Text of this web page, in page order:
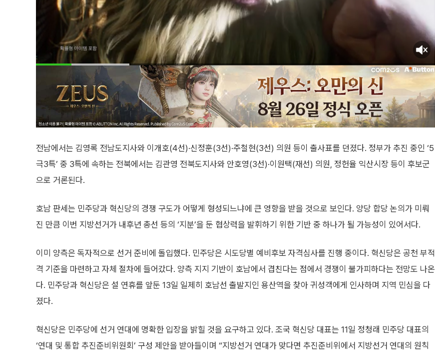
전남에서는 김영록 전남도지사와 이개호(4선)·신정훈(3선)·주철현(3선) 의원 등이 출사표를 던졌다. 정부가 추진 중인 ‘5
극3특’ 중 3특에 속하는 전북에서는 김관영 전북도지사와 안호영(3선)·이원택(재선) 의원, 정헌율 익산시장 등이 후보군
으로 거론된다.
호남 판세는 민주당과 혁신당의 경쟁 구도가 어떻게 형성되느냐에 큰 영향을 받을 것으로 보인다. 양당 합당 논의가 미뤄
진 만큼 이번 지방선거가 내후년 총선 등의 ‘지분’을 둔 협상력을 발휘하기 위한 기반 중 하나가 될 가능성이 있어서다.
이미 양측은 독자적으로 선거 준비에 돌입했다. 민주당은 시도당별 예비후보 자격심사를 진행 중이다. 혁신당은 공천 부적
격 기준을 마련하고 자체 절차에 들어갔다. 양측 지지 기반이 호남에서 겹친다는 점에서 경쟁이 불가피하다는 전망도 나온
다. 민주당과 혁신당은 설 연휴를 앞둔 13일 일제히 호남선 출발지인 용산역을 찾아 귀성객에게 인사하며 지역 민심을 다
졌다.
혁신당은 민주당에 선거 연대에 명확한 입장을 밝힐 것을 요구하고 있다. 조국 혁신당 대표는 11일 정청래 민주당 대표의
‘연대 및 통합 추진준비위원회’ 구성 제안을 받아들이며 “지방선거 연대가 맞다면 추진준비위에서 지방선거 연대의 원칙